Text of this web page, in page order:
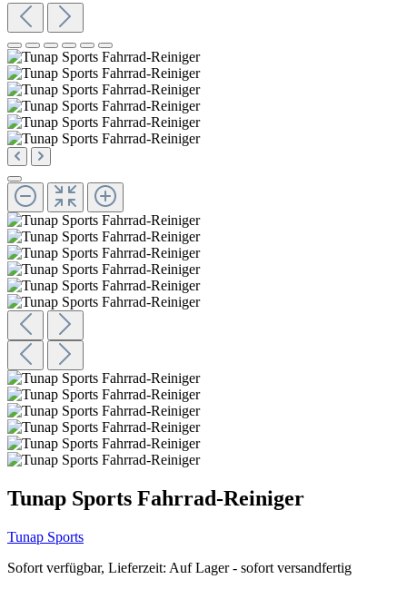
Tunap Sports Fahrrad-Reiniger
Tunap Sports
Sofort verfügbar, Lieferzeit: Auf Lager - sofort versandfertig